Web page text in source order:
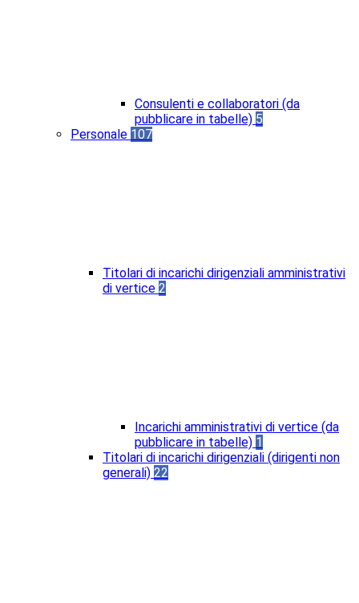
Consulenti e collaboratori (da
pubblicare in tabelle) 5
Personale 107
Titolari di incarichi dirigenziali amministrativi
di vertice 2
Incarichi amministrativi di vertice (da
pubblicare in tabelle) 1
Titolari di incarichi dirigenziali (dirigenti non
generali) 22